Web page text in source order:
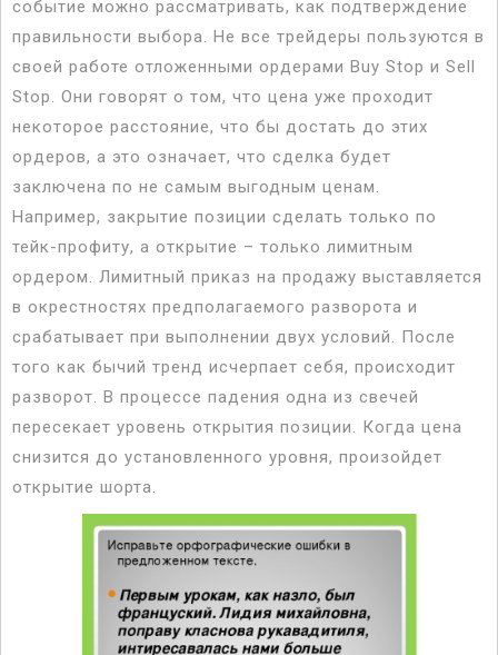
событие можно рассматривать, как подтверждение
правильности выбора. Не все трейдеры пользуются в
своей работе отложенными ордерами Buy Stop и Sell
Stop. Они говорят о том, что цена уже проходит
некоторое расстояние, что бы достать до этих
ордеров, а это означает, что сделка будет
заключена по не самым выгодным ценам.
Например, закрытие позиции сделать только по
тейк-профиту, а открытие – только лимитным
ордером. Лимитный приказ на продажу выставляется
в окрестностях предполагаемого разворота и
срабатывает при выполнении двух условий. После
того как бычий тренд исчерпает себя, происходит
разворот. В процессе падения одна из свечей
пересекает уровень открытия позиции. Когда цена
снизится до установленного уровня, произойдет
открытие шорта.